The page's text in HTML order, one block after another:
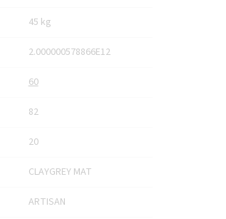
45 kg
2.000000578866E12
60
82
20
CLAYGREY MAT
ARTISAN